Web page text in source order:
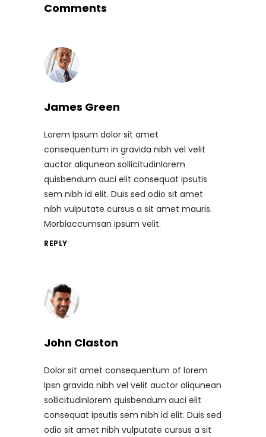
Comments
James Green
Lorem Ipsum dolor sit amet
consequentum in gravida nibh vel velit
auctor aliqunean sollicitudinlorem
quisbendum auci elit consequat ipsutis
sem nibh id elit. Duis sed odio sit amet
nibh vulputate cursus a sit amet mauris.
Morbiaccumsan ipsum velit.
REPLY
John Claston
Dolor sit amet consequentum of lorem
Ipsn gravida nibh vel velit auctor aliqunean
sollicitudinlorem quisbendum auci elit
consequat ipsutis sem nibh id elit. Duis sed
odio sit amet nibh vulputate cursus a sit